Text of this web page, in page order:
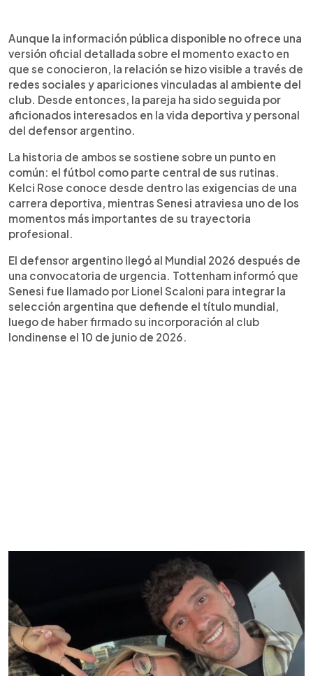
Aunque la información pública disponible no ofrece una
versión oficial detallada sobre el momento exacto en
que se conocieron, la relación se hizo visible a través de
redes sociales y apariciones vinculadas al ambiente del
club. Desde entonces, la pareja ha sido seguida por
aficionados interesados en la vida deportiva y personal
del defensor argentino.
La historia de ambos se sostiene sobre un punto en
común: el fútbol como parte central de sus rutinas.
Kelci Rose conoce desde dentro las exigencias de una
carrera deportiva, mientras Senesi atraviesa uno de los
momentos más importantes de su trayectoria
profesional.
El defensor argentino llegó al Mundial 2026 después de
una convocatoria de urgencia. Tottenham informó que
Senesi fue llamado por Lionel Scaloni para integrar la
selección argentina que defiende el título mundial,
luego de haber firmado su incorporación al club
londinense el 10 de junio de 2026.